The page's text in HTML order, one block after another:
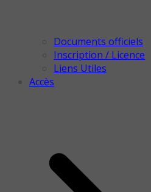
Documents officiels
Inscription / Licence
Liens Utiles
Accès